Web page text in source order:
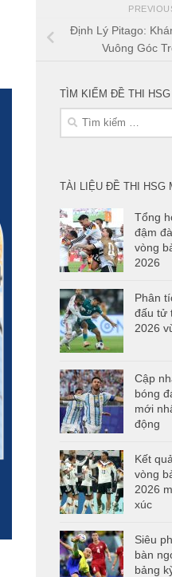
Định Lý Pitago:
Vuông Góc
TÌM KIẾM ĐỀ THI HSG
Tìm
TÀI LIỆU ĐỀ THI HSG
Tổng
đậm
vòng
2026
Phân
đấu tử
2026
Cập
bóng
mới
động
Kết
vòng
2026
xúc
Siêu
bàn
bảng